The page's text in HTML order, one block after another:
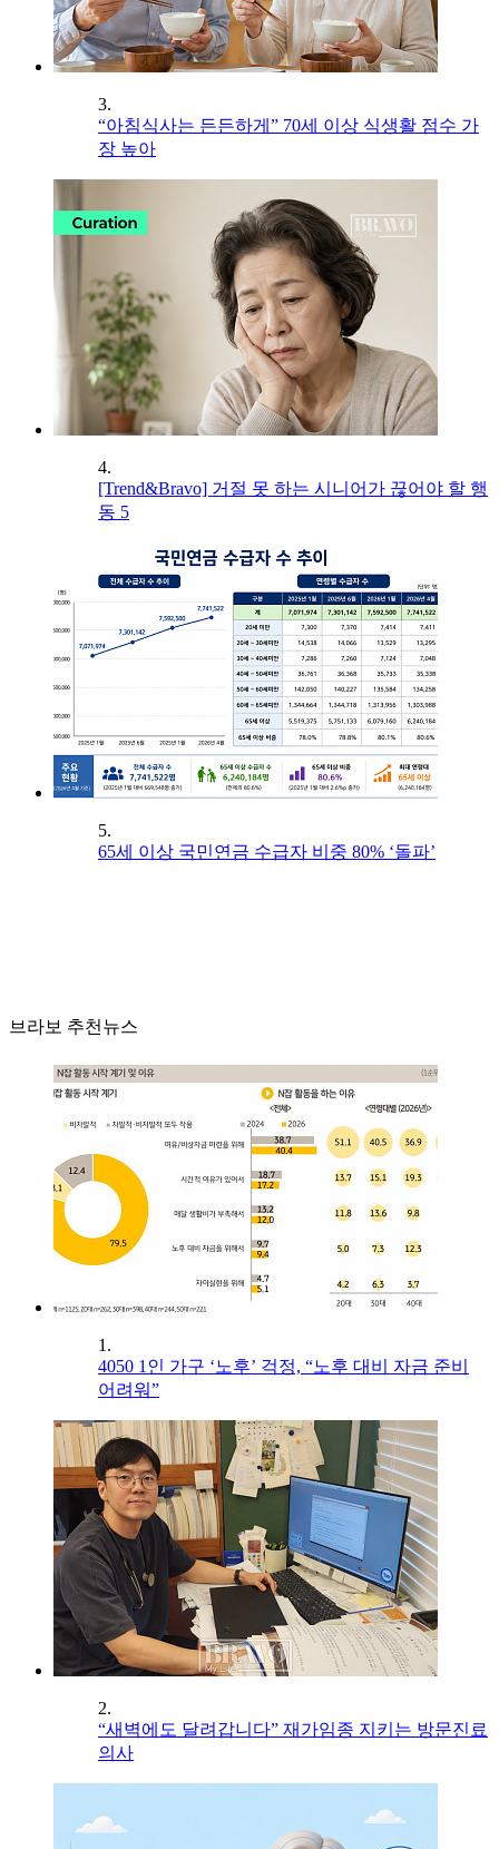
3.
“아침식사는 든든하게” 70세 이상 식생활 점수 가
장 높아
4.
[Trend&Bravo] 거절 못 하는 시니어가 끊어야 할 행
동 5
5.
65세 이상 국민연금 수급자 비중 80% ‘돌파’
브라보 추천뉴스
1.
4050 1인 가구 ‘노후’ 걱정, “노후 대비 자금 준비
어려워”
2.
“새벽에도 달려갑니다” 재가임종 지키는 방문진료
의사